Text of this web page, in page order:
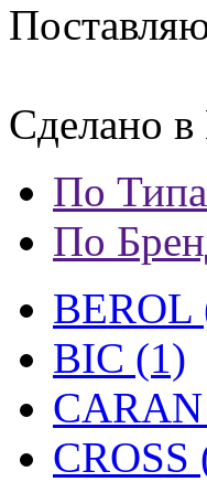
Сделано
По
По
BEROL
BIC (1)
CROSS